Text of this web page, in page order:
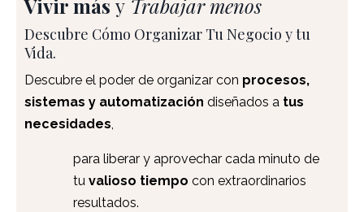
Vivir más y Trabajar menos
Descubre Cómo Organizar Tu Negocio y tu
Vida.
Descubre el poder de organizar con procesos,
sistemas y automatización diseñados a tus
necesidades,
para liberar y aprovechar cada minuto de
tu valioso tiempo con extraordinarios
resultados.